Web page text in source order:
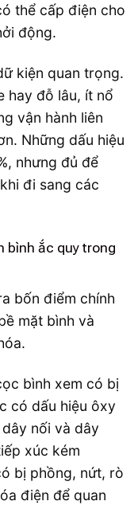
thể cấp điện cho
động.
kiện quan trọng.
hay đỗ lâu, ít nổ
vận hành liên
Những dấu hiệu
nhưng đủ để
đi sang các
bình ắc quy trong
bốn điểm chính
mặt bình và
bình xem có bị
có dấu hiệu ôxy
nối và dây
xúc kém
bị phồng, nứt, rò
điện để quan